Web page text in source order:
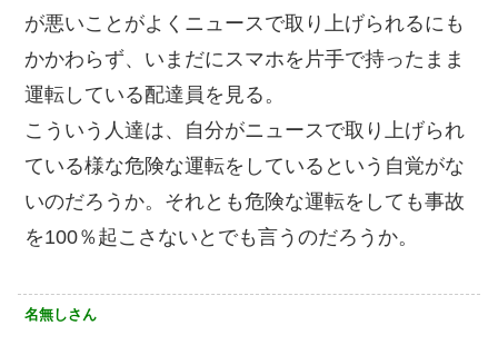
が悪いことがよくニュースで取り上げられるにも
かかわらず、いまだにスマホを片手で持ったまま
運転している配達員を見る。
こういう人達は、自分がニュースで取り上げられ
ている様な危険な運転をしているという自覚がな
いのだろうか。それとも危険な運転をしても事故
を100％起こさないとでも言うのだろうか。
名無しさん